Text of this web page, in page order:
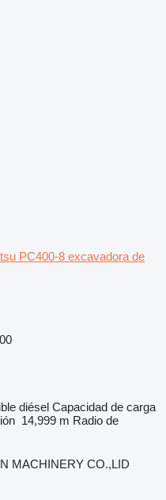
PC400-8 excavadora de
diésel Capacidad de carga
14,999 m Radio de
MACHINERY CO.,LID